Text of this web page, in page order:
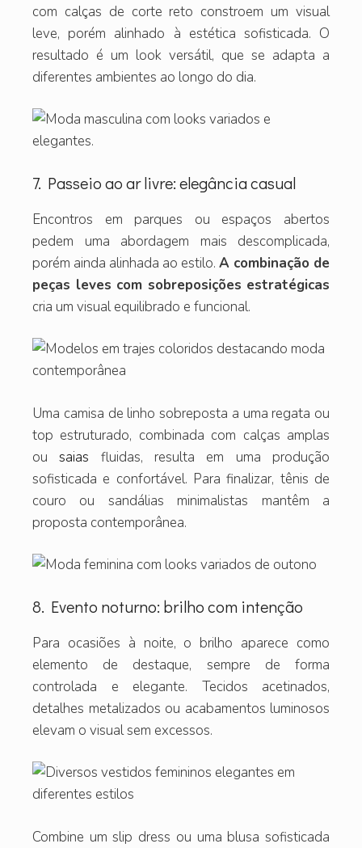
com calças de corte reto constroem um visual
leve, porém alinhado à estética sofisticada. O
resultado é um look versátil, que se adapta a
diferentes ambientes ao longo do dia.
7. Passeio ao ar livre: elegância casual
Encontros em parques ou espaços abertos
pedem uma abordagem mais descomplicada,
porém ainda alinhada ao estilo. A combinação de
peças leves com sobreposições estratégicas
cria um visual equilibrado e funcional.
Uma camisa de linho sobreposta a uma regata ou
top estruturado, combinada com calças amplas
ousaias fluidas, resulta em uma produção
sofisticada e confortável. Para finalizar, tênis de
couro ou sandálias minimalistas mantêm a
proposta contemporânea.
8. Evento noturno: brilho com intenção
Para ocasiões à noite, o brilho aparece como
elemento de destaque, sempre de forma
controlada e elegante. Tecidos acetinados,
detalhes metalizados ou acabamentos luminosos
elevam o visual sem excessos.
Combine um slip dress ou uma blusa sofisticada